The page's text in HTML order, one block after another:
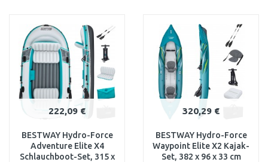
Vergleichen Vergleichen
222,09 €
BESTWAY Hydro-Force
Adventure Elite X4
Schlauchboot-Set, 315 x
320,29 €
BESTWAY Hydro-Force
Waypoint Elite X2 Kajak-
Set, 382 x 96 x 33 cm